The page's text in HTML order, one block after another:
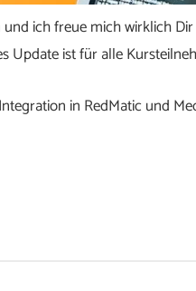
ich freue mich wirklich
Update ist für alle
in RedMatic und